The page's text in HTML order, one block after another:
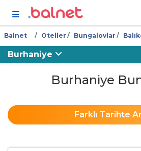
Balnet Oteller Bungalovlar
Burhaniye
Burhaniye
Farklı Tarihte